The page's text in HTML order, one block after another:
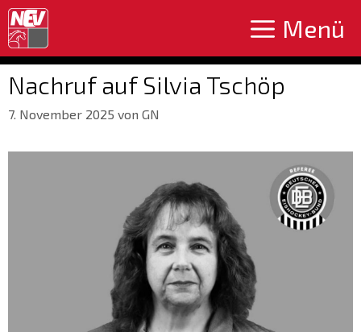
Zum
Inhalt
springen
Menü
Nachruf auf Silvia Tschöp
7. November 2025 von GN